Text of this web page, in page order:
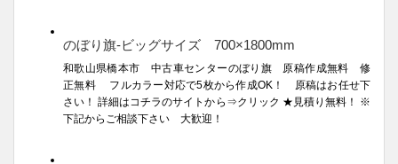
のぼり旗-ビッグサイズ 700×1800mm
和歌山県橋本市 中古車センターのぼり旗 原稿作成無料 修
正無料 フルカラー対応で5枚から作成OK！ 原稿はお任せ下
さい！ 詳細はコチラのサイトから⇒クリック ★見積り無料！ ※
下記からご相談下さい 大歓迎！